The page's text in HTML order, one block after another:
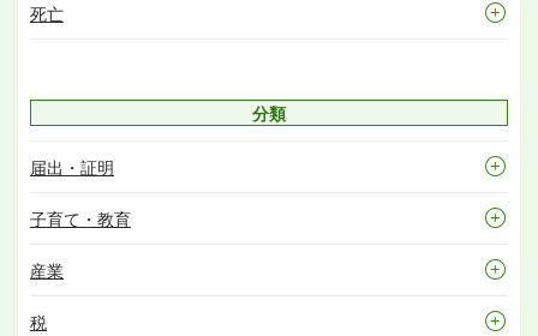
死亡
分類
届出・証明
子育て・教育
産業
税